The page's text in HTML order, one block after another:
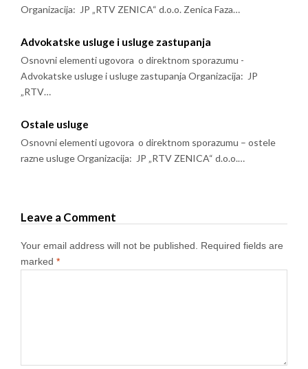
Organizacija: JP „RTV ZENICA“ d.o.o. Zenica Faza…
Advokatske usluge i usluge zastupanja
Osnovni elementi ugovora o direktnom sporazumu -
Advokatske usluge i usluge zastupanja Organizacija: JP
„RTV…
Ostale usluge
Osnovni elementi ugovora o direktnom sporazumu – ostele
razne usluge Organizacija: JP „RTV ZENICA“ d.o.o.…
Leave a Comment
Your email address will not be published.
Required fields are
marked *